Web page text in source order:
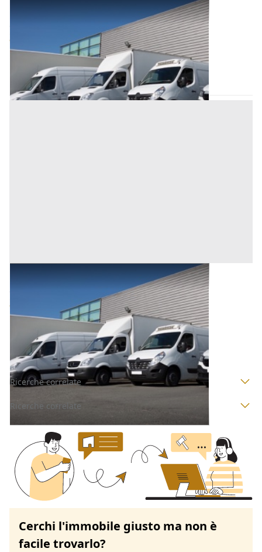
Automezzi Commerciali all'asta a Padova
Tombolo (Padova)
3.000 €
Codice asta:BN566880
Asta chiusa
Automezzi Commerciali all'asta a Padova
Tombolo (Padova)
3.000 €
Codice asta:BN566882
Asta chiusa
Ricerche correlate
Ricerche correlate
Cerchi l'immobile giusto ma non è
facile trovarlo?